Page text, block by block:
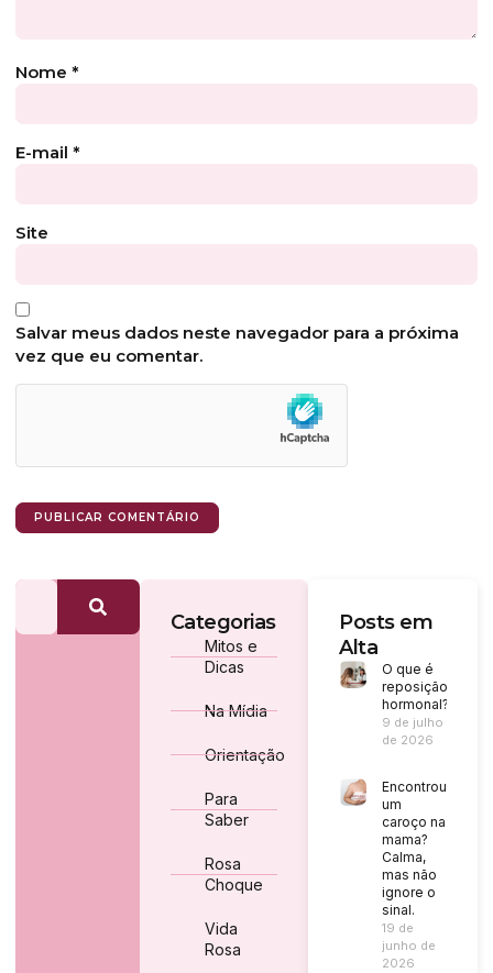
Nome *
E-mail *
Site
Salvar meus dados neste navegador para a próxima
vez que eu comentar.
Categorias
Mitos e
Dicas
Na Mídia
Orientação
Para
Saber
Rosa
Choque
Vida
Rosa
Posts em
Alta
O que é
reposição
hormonal?
9 de julho
de 2026
Encontrou
um
caroço na
mama?
Calma,
mas não
ignore o
sinal.
19 de
junho de
2026